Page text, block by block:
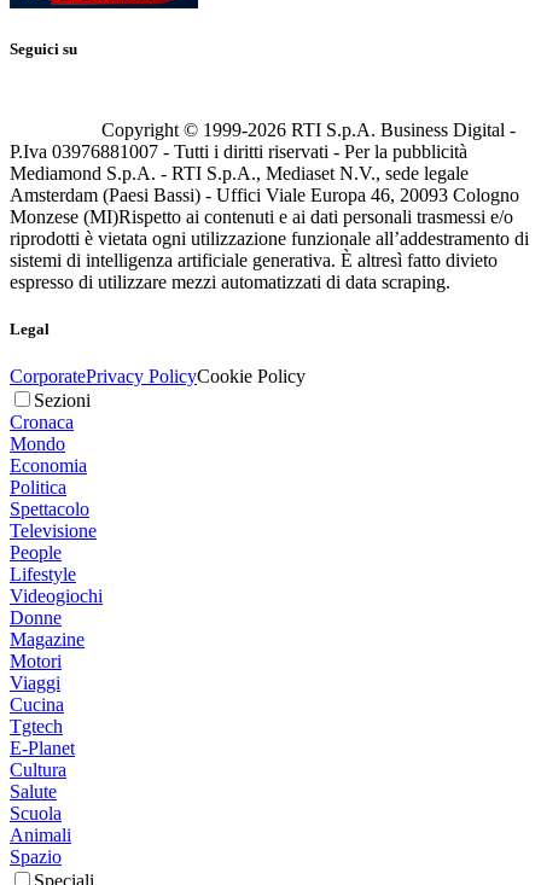
Seguici su
Copyright © 1999-2026 RTI S.p.A. Business Digital -
P.Iva 03976881007 - Tutti i diritti riservati - Per la pubblicità
Mediamond S.p.A. - RTI S.p.A., Mediaset N.V., sede legale
Amsterdam (Paesi Bassi) - Uffici Viale Europa 46, 20093 Cologno
Monzese (MI)Rispetto ai contenuti e ai dati personali trasmessi e/o
riprodotti è vietata ogni utilizzazione funzionale all’addestramento di
sistemi di intelligenza artificiale generativa. È altresì fatto divieto
espresso di utilizzare mezzi automatizzati di data scraping.
Legal
CorporatePrivacy PolicyCookie Policy
Sezioni
Cronaca
Mondo
Economia
Politica
Spettacolo
Televisione
People
Lifestyle
Videogiochi
Donne
Magazine
Motori
Viaggi
Cucina
Tgtech
E-Planet
Cultura
Salute
Scuola
Animali
Spazio
Speciali